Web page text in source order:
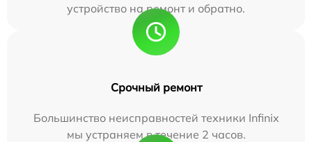
устройство на ремонт и обратно.
Срочный ремонт
Большинство неисправностей техники Infinix
мы устраняем в течение 2 часов.